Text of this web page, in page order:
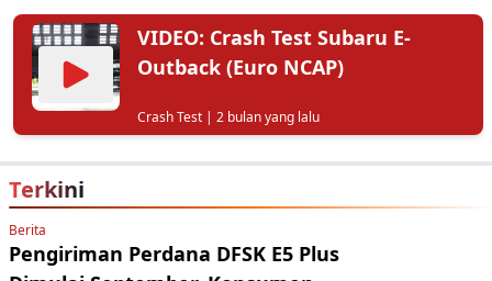
VIDEO: Crash Test Subaru E-
Outback (Euro NCAP)
Crash Test | 2 bulan yang lalu
Terkini
Berita
Pengiriman Perdana DFSK E5 Plus